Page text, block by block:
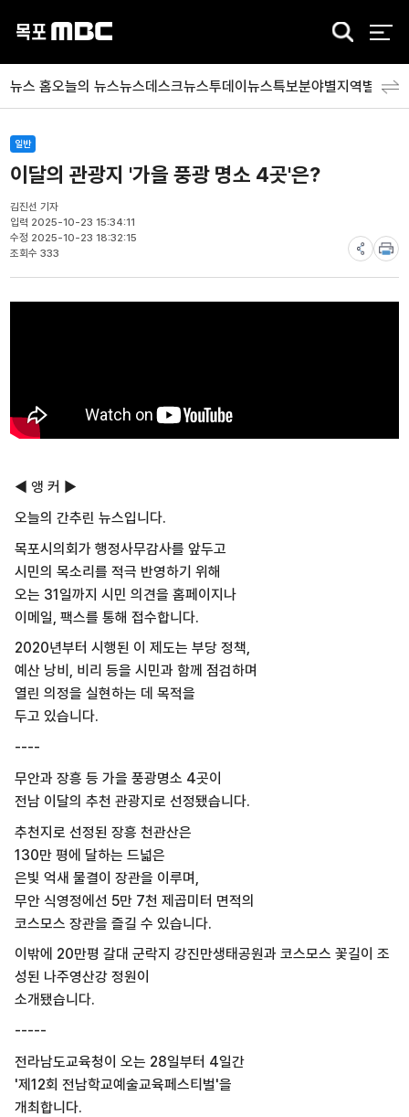
검
뉴스 홈오늘의 뉴스뉴스데스크뉴스투데이뉴스특보분야별지역별 뉴스
일반
이달의 관광지 '가을 풍광 명소 4곳'은?
김진선 기자
입력 2025-10-23 15:34:11
수정 2025-10-23 18:32:15
조회수 333
◀ 앵 커 ▶
오늘의 간추린 뉴스입니다.
목포시의회가 행정사무감사를 앞두고
시민의 목소리를 적극 반영하기 위해
오는 31일까지 시민 의견을 홈페이지나
이메일, 팩스를 통해 접수합니다.
2020년부터 시행된 이 제도는 부당 정책,
예산 낭비, 비리 등을 시민과 함께 점검하며
열린 의정을 실현하는 데 목적을
두고 있습니다.
----
무안과 장흥 등 가을 풍광명소 4곳이
전남 이달의 추천 관광지로 선정됐습니다.
추천지로 선정된 장흥 천관산은
130만 평에 달하는 드넓은
은빛 억새 물결이 장관을 이루며,
무안 식영정에선 5만 7천 제곱미터 면적의
코스모스 장관을 즐길 수 있습니다.
이밖에 20만평 갈대 군락지 강진만생태공원과 코스모스 꽃길이 조
성된 나주영산강 정원이
소개됐습니다.
-----
전라남도교육청이 오는 28일부터 4일간
'제12회 전남학교예술교육페스티벌'을
개최합니다.